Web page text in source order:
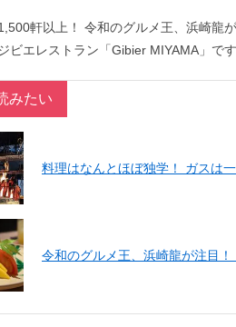
軒以上！ 令和のグルメ王、浜崎龍
ビエレストラン「Gibier MIYAMA」です
みたい
料理はなんとほぼ独学！ ガスは
令和のグルメ王、浜崎龍が注目